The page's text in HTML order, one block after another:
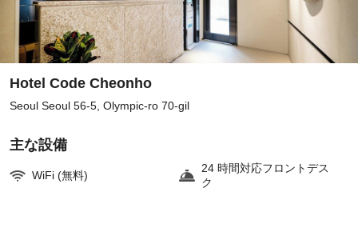
Hotel Code Cheonho
Seoul Seoul 56-5, Olympic-ro 70-gil
主な設備
WiFi (無料)
24 時間対応フロントデス
ク